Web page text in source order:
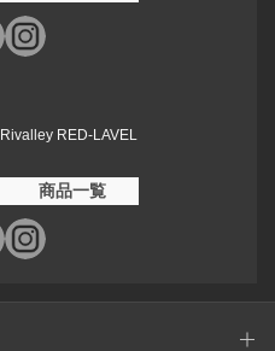
Rivalley RED-LAVEL
商品一覧